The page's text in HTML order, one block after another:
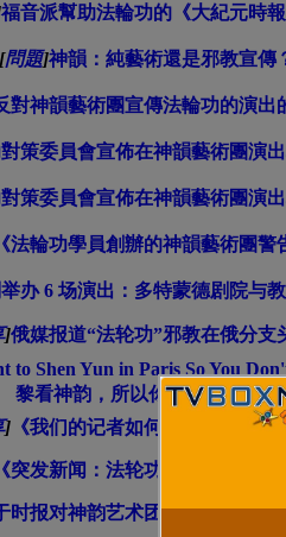
福音派幫助法輪功的《大紀元時
[問題]神韻：純藝術還是邪教宣傳
對神韻藝術團宣傳法輪功的演出
策委員會宣佈在神韻藝術團演
策委員會宣佈在神韻藝術團演
法輪功學員創辦的神韻藝術團警
办 6 场演出：多特蒙德剧院与
]俄媒报道“法轮功”邪教在俄分支
to Shen Yun in Paris So You
黎看神韵，所以你不用再去了)
]《我们的记者如何体验这场备受
突发新闻：法轮功神韵艺术团遭
时报对神韵艺术团的调查，你需